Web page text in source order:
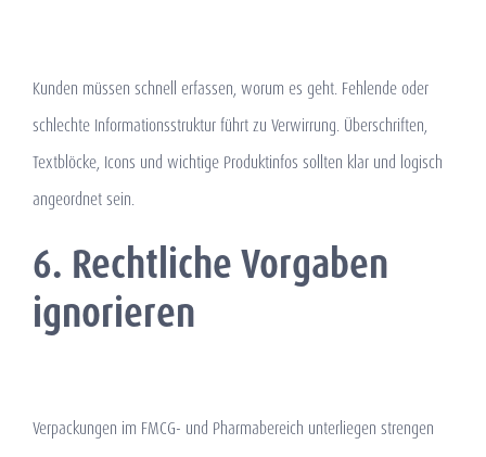
Kunden müssen schnell erfassen, worum es geht. Fehlende oder
schlechte Informationsstruktur führt zu Verwirrung. Überschriften,
Textblöcke, Icons und wichtige Produktinfos sollten klar und logisch
angeordnet sein.
6. Rechtliche Vorgaben
ignorieren
Verpackungen im FMCG- und Pharmabereich unterliegen strengen